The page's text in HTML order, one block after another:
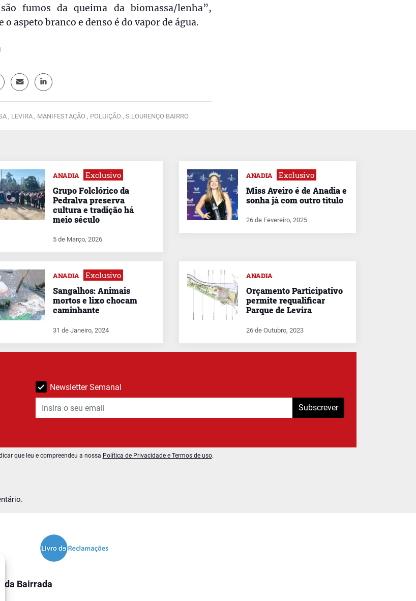
fumos da queima da biomassa/lenha”,
o aspeto branco e denso é do vapor de água.
, LEVIRA , MANIFESTAÇÃO , POLUIÇÃO , S.LOURENÇO BAIRRO
ANADIA Exclusivo
Grupo Folclórico da
Pedralva preserva
cultura e tradição há
meio século
5 de Março, 2026
ANADIA Exclusivo
Miss Aveiro é de Anadia e
sonha já com outro título
26 de Fevereiro, 2025
ANADIA Exclusivo
Sangalhos: Animais
mortos e lixo chocam
caminhante
31 de Janeiro, 2024
ANADIA
Orçamento Participativo
permite requalificar
Parque de Levira
26 de Outubro, 2023
Newsletter Semanal
Subscrever
que leu e compreendeu a nossa Política de Privacidade e Termos de uso.
da Bairrada